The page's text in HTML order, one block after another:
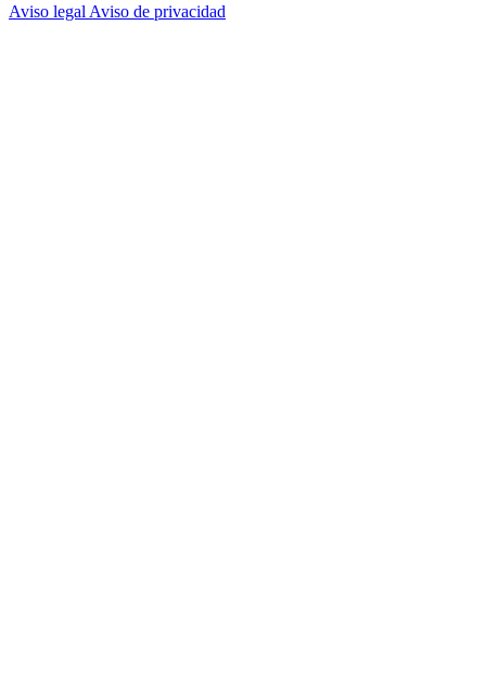
Aviso legal Aviso de privacidad